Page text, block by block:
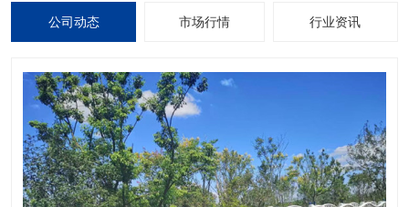
公司动态 市场行情 行业资讯